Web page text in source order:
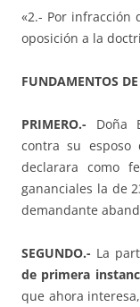
«2.- Por infracción
oposición a la
FUNDAMENTOS
PRIMERO.- Doña
contra su esposo
declarara como
gananciales la de
demandante
SEGUNDO.- La
de primera
que ahora